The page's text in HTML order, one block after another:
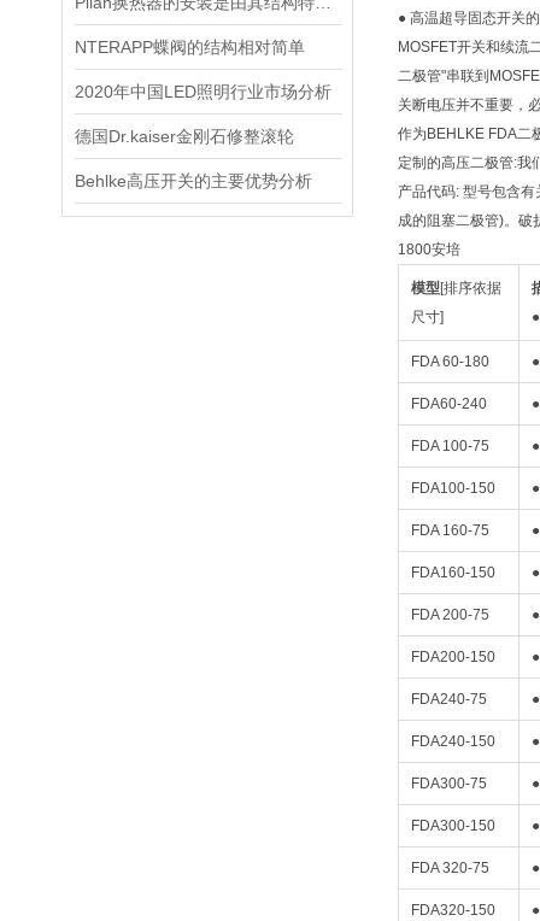
NTERAPP蝶阀的结构相对简单
2020年中国LED照明行业市场分析
德国Dr.kaiser金刚石修整滚轮
Behlke高压开关的主要优势分析
● 高温超导固态开关
MOSFET开关和续流
二极管"串联到
关断电压并不重要，
作为BEHLKE FDA二
定制的高压二极管:我
产品代码: 型号包含
成的阻塞二极管)。破
1800安培
模型[排序依据
尺寸]
FDA 60-180 ●
FDA60-240 ●
FDA 100-75 ●
FDA100-150 ●
FDA 160-75 ●
FDA160-150 ●
FDA 200-75 ●
FDA200-150 ●
FDA240-75 ●
FDA240-150 ●
FDA300-75 ●
FDA300-150 ●
FDA 320-75 ●
FDA320-150 ●